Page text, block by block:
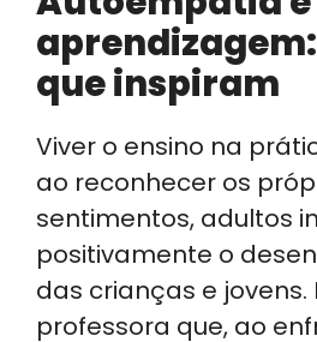
que inspiram
Viver o ensino na
ao reconhecer os
sentimentos, adultos
positivamente o
das crianças e jovens.
professora que, ao